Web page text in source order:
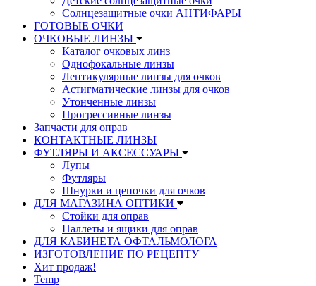
Солнцезащитные очки АНТИФАРЫ
ГОТОВЫЕ ОЧКИ
ОЧКОВЫЕ ЛИНЗЫ
Каталог очковых линз
Однофокальные линзы
Лентикулярные линзы для очков
Астигматические линзы для очков
Утонченные линзы
Прогрессивные линзы
Запчасти для оправ
КОНТАКТНЫЕ ЛИНЗЫ
ФУТЛЯРЫ И АКСЕССУАРЫ
Лупы
Футляры
Шнурки и цепочки для очков
ДЛЯ МАГАЗИНА ОПТИКИ
Стойки для оправ
Паллеты и ящики для оправ
ДЛЯ КАБИНЕТА ОФТАЛЬМОЛОГА
ИЗГОТОВЛЕНИЕ ПО РЕЦЕПТУ
Хит продаж!
Temp